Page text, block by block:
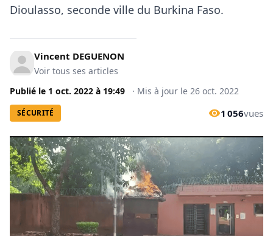
Dioulasso, seconde ville du Burkina Faso.
Vincent DEGUENON
Voir tous ses articles
Publié le 1 oct. 2022 à 19:49 · Mis à jour le 26 oct. 2022
SÉCURITÉ 1 056vues